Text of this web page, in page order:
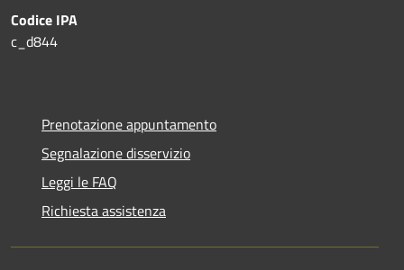
Codice IPA
c_d844
Prenotazione appuntamento
Segnalazione disservizio
Leggi le FAQ
Richiesta assistenza